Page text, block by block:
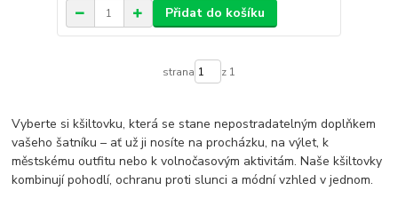
Přidat do košíku
strana z 1
Vyberte si kšiltovku, která se stane nepostradatelným doplňkem
vašeho šatníku – ať už ji nosíte na procházku, na výlet, k
městskému outfitu nebo k volnočasovým aktivitám. Naše kšiltovky
kombinují pohodlí, ochranu proti slunci a módní vzhled v jednom.